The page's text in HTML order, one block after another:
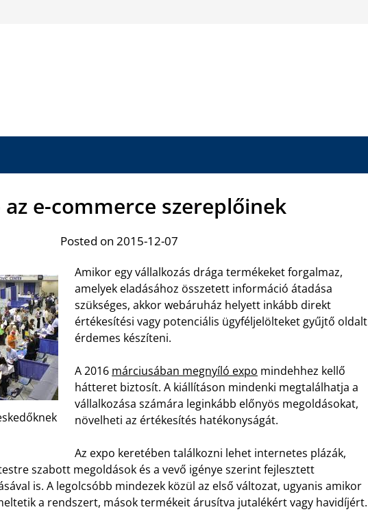
az e-commerce szereplőinek
Posted on 2015-12-07
Amikor egy vállalkozás drága termékeket forgalmaz,
amelyek eladásához összetett információ átadása
szükséges, akkor webáruház helyett inkább direkt
értékesítési vagy potenciális ügyféljelölteket gyűjtő oldalt
érdemes készíteni.
A 2016 márciusában megnyíló expo mindehhez kellő
hátteret biztosít. A kiállításon mindenki megtalálhatja a
vállalkozása számára leginkább előnyös megoldásokat,
növelheti az értékesítés hatékonyságát.
Az expo keretében találkozni lehet internetes plázák,
szabott megoldások és a vevő igénye szerint fejlesztett
is. A legolcsóbb mindezek közül az első változat, ugyanis amikor
a rendszert, mások termékeit árusítva jutalékért vagy havidíjért.